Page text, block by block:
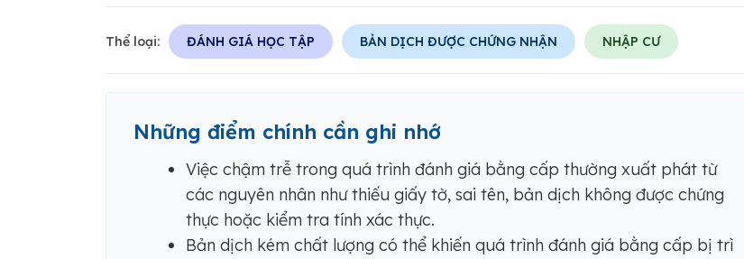
Thể loại: ĐÁNH GIÁ HỌC TẬP BẢN DỊCH ĐƯỢC CHỨNG NHẬN NHẬP CƯ
Những điểm chính cần ghi nhớ
Việc chậm trễ trong quá trình đánh giá bằng cấp thường xuất phát từ
các nguyên nhân như thiếu giấy tờ, sai tên, bản dịch không được chứng
thực hoặc kiểm tra tính xác thực.
Bản dịch kém chất lượng có thể khiến quá trình đánh giá bằng cấp bị trì